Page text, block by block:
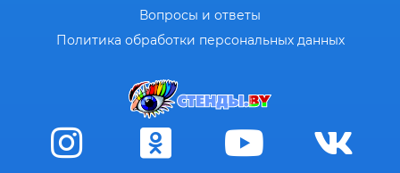
Вопросы и ответы
Политика обработки персональных данных